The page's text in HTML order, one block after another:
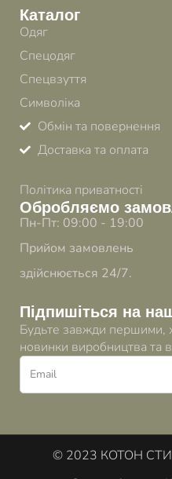
Каталог
Одяг
Спецодяг
Спецвзуття
Символіка
Обмін та повернення
Доставка та оплата
Політика приватності
Обробляємо
Пн-Пт: 09:00 - 19:00
Прийом замовлень
здійснюється 24/7.
Підпишіться на
Будьте завжди першими,
новинки виробництва та
© 2023 КОТОН